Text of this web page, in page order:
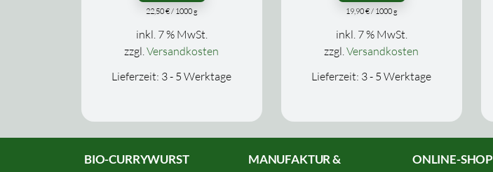
22,50€/ 1000g
inkl. 7 % MwSt.
zzgl. Versandkosten
Lieferzeit: 3 - 5 Werktage
19,90€/ 1000g
inkl. 7 % MwSt.
zzgl. Versandkosten
Lieferzeit: 3 - 5 Werktage
BIO-CURRYWURST
MANUFAKTUR &
ONLINE-SHOP